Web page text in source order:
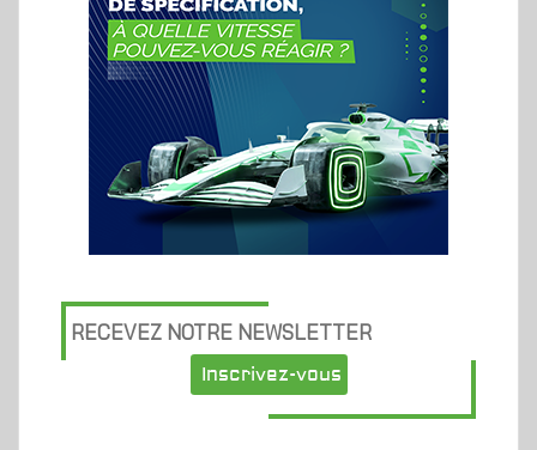
RECEVEZ NOTRE NEWSLETTER
Inscrivez-vous